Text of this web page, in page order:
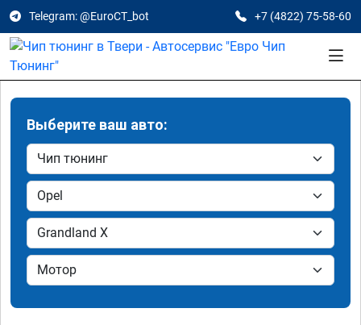
Telegram: @EuroCT_bot +7 (4822) 75-58-60
Выберите ваш авто: